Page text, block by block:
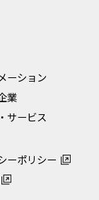
ーション
業
サービス
ーポリシー